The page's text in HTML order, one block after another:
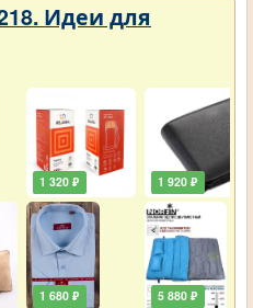
Идеи для
1 320 ₽
1 680 ₽
1 920 ₽
5 880 ₽